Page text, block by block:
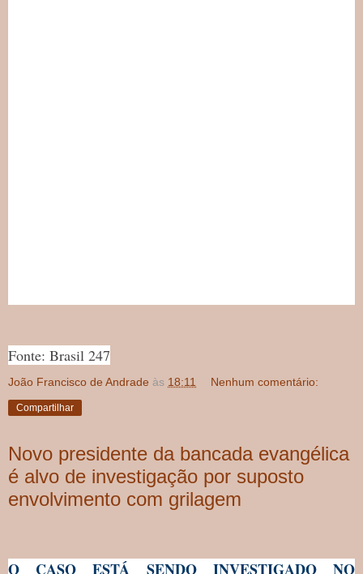
Fonte: Brasil 247
João Francisco de Andrade às 18:11 Nenhum comentário:
Compartilhar
Novo presidente da bancada evangélica
é alvo de investigação por suposto
envolvimento com grilagem
O CASO ESTÁ SENDO INVESTIGADO NO